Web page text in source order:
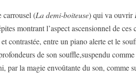
carrousel (La demi-boiteuse) qui va ouvrir
montrant l’aspect ascensionnel de ces
contrastée, entre un piano alerte et le
de son souffle,suspendu comme
par la magie envoûtante du son, comme